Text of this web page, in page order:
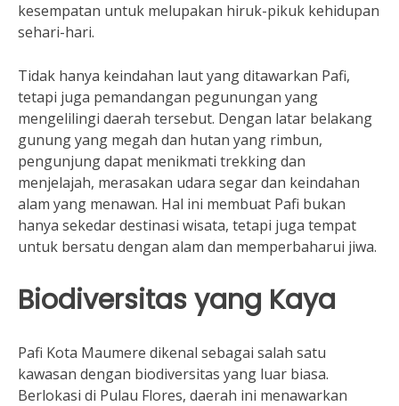
kesempatan untuk melupakan hiruk-pikuk kehidupan
sehari-hari.
Tidak hanya keindahan laut yang ditawarkan Pafi,
tetapi juga pemandangan pegunungan yang
mengelilingi daerah tersebut. Dengan latar belakang
gunung yang megah dan hutan yang rimbun,
pengunjung dapat menikmati trekking dan
menjelajah, merasakan udara segar dan keindahan
alam yang menawan. Hal ini membuat Pafi bukan
hanya sekedar destinasi wisata, tetapi juga tempat
untuk bersatu dengan alam dan memperbaharui jiwa.
Biodiversitas yang Kaya
Pafi Kota Maumere dikenal sebagai salah satu
kawasan dengan biodiversitas yang luar biasa.
Berlokasi di Pulau Flores, daerah ini menawarkan